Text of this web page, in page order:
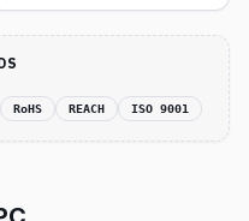
RoHS REACH ISO 9001